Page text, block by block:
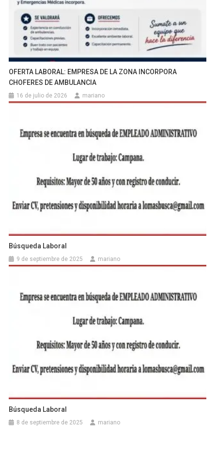
OFERTA LABORAL: EMPRESA DE LA ZONA INCORPORA
CHOFERES DE AMBULANCIA
16 de julio de 2026 mariano
Búsqueda Laboral
9 de septiembre de 2025 mariano
Búsqueda Laboral
8 de septiembre de 2025 mariano